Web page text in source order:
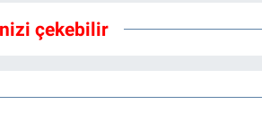
çekebilir